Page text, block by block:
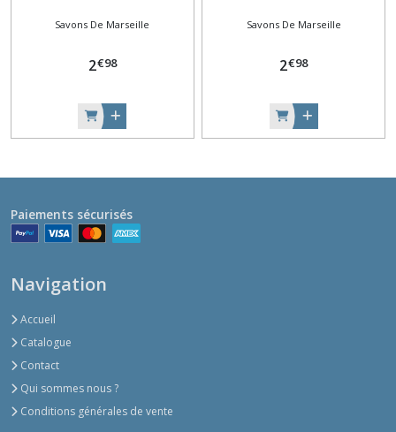
Savons De Marseille
2€98
Savons De Marseille
2€98
Paiements sécurisés
Navigation
Accueil
Catalogue
Contact
Qui sommes nous ?
Conditions générales de vente